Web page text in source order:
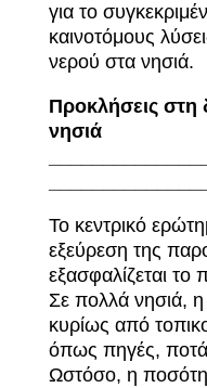
για το
καινοτόμους
νερού στα νησιά.
Προκλήσεις στη
νησιά
Το κεντρικό
εξεύρεση της
εξασφαλίζεται το
Σε πολλά νησιά,
κυρίως από
όπως πηγές,
Ωστόσο, η